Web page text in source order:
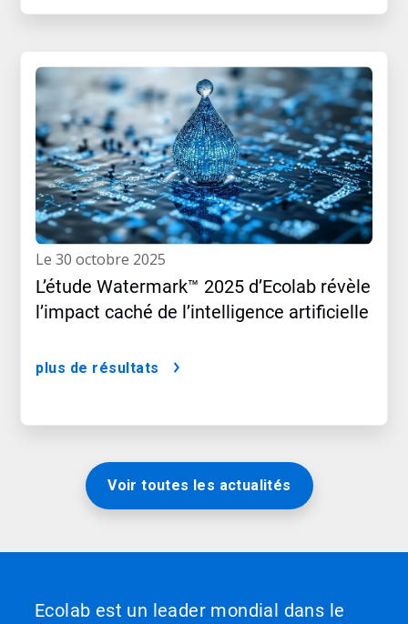
le 30 octobre 2025
L’étude Watermark™ 2025 d’Ecolab révèle
l’impact caché de l’intelligence artificielle
plus de résultats
Voir toutes les actualités
Ecolab est un leader mondial dans le